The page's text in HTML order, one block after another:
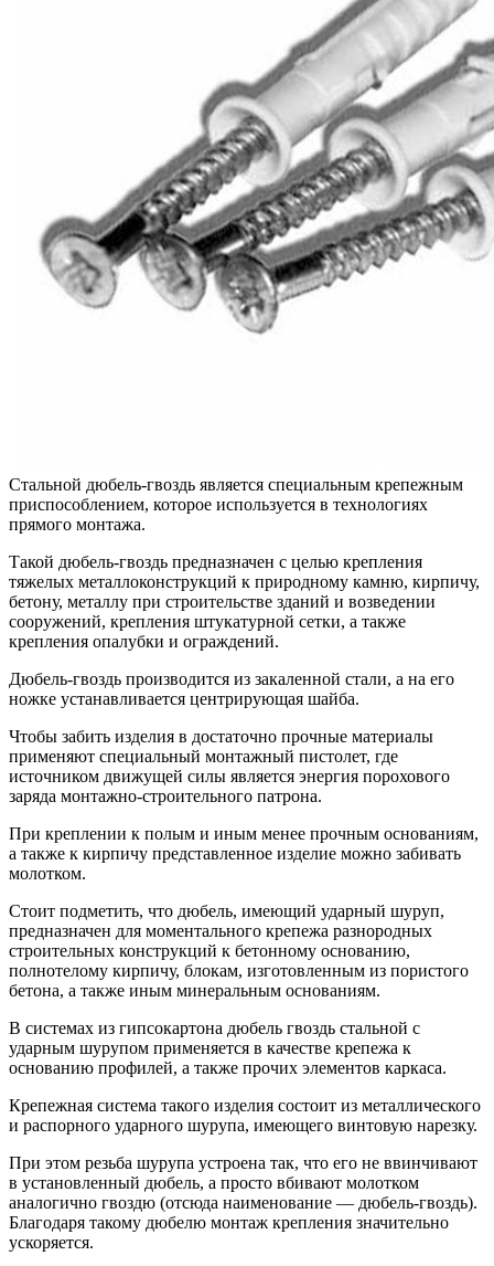
Стальной дюбель-гвоздь является специальным крепежным
приспособлением, которое используется в технологиях
прямого монтажа.
Такой дюбель-гвоздь предназначен с целью крепления
тяжелых металлоконструкций к природному камню, кирпичу,
бетону, металлу при строительстве зданий и возведении
сооружений, крепления штукатурной сетки, а также
крепления опалубки и ограждений.
Дюбель-гвоздь производится из закаленной стали, а на его
ножке устанавливается центрирующая шайба.
Чтобы забить изделия в достаточно прочные материалы
применяют специальный монтажный пистолет, где
источником движущей силы является энергия порохового
заряда монтажно-строительного патрона.
При креплении к полым и иным менее прочным основаниям,
а также к кирпичу представленное изделие можно забивать
молотком.
Стоит подметить, что дюбель, имеющий ударный шуруп,
предназначен для моментального крепежа разнородных
строительных конструкций к бетонному основанию,
полнотелому кирпичу, блокам, изготовленным из пористого
бетона, а также иным минеральным основаниям.
В системах из гипсокартона дюбель гвоздь стальной с
ударным шурупом применяется в качестве крепежа к
основанию профилей, а также прочих элементов каркаса.
Крепежная система такого изделия состоит из металлического
и распорного ударного шурупа, имеющего винтовую нарезку.
При этом резьба шурупа устроена так, что его не ввинчивают
в установленный дюбель, а просто вбивают молотком
аналогично гвоздю (отсюда наименование — дюбель-гвоздь).
Благодаря такому дюбелю монтаж крепления значительно
ускоряется.